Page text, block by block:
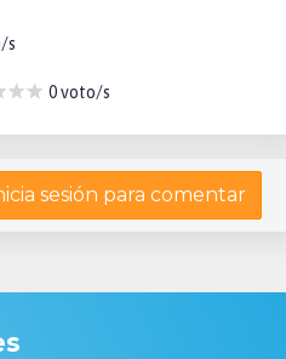
s
0 voto/s
sesión para comentar